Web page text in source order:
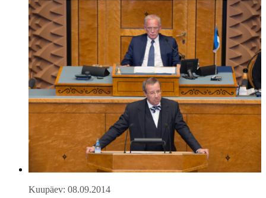
Kuupäev: 08.09.2014